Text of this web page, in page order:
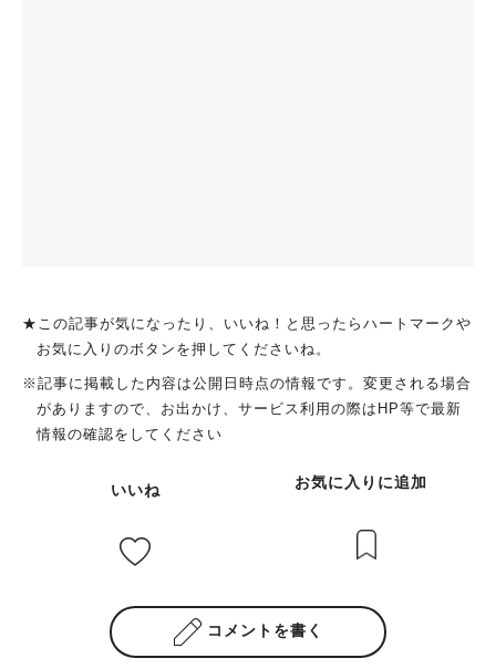
★この記事が気になったり、いいね！と思ったらハートマークや
お気に入りのボタンを押してくださいね。
※記事に掲載した内容は公開日時点の情報です。変更される場合
がありますので、お出かけ、サービス利用の際はHP等で最新
情報の確認をしてください
いいね お気に入りに追加
コメントを書く